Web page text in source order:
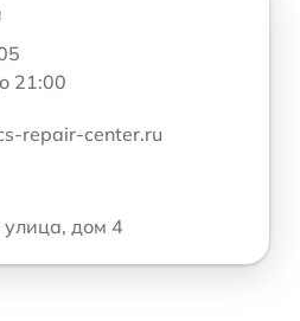
21:00
repair-center.ru
улица, дом 4